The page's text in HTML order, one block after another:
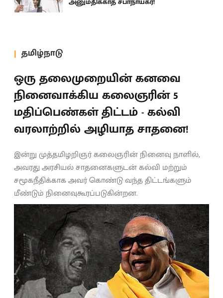
தமிழ்நாடு
ஒரு தலைமுறையின் கனவை
நினைவாக்கிய கலைஞரின் 5
மதிப்பெண்கள் திட்டம் - கல்வி
வரலாற்றில் அழியாத சாதனை!
இன்று முத்தமிழறிஞர் கலைஞரின் நினைவு நாளில்,
அவரது அரசியல் சாதனைகளுடன் கல்வி மற்றும்
சமூகநீதிக்காக அவர் கொண்டு வந்த திட்டங்களும்
மீண்டும் நினைவுகூரப்படுகின்றன.